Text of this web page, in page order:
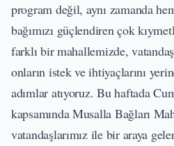
program değil, aynı zamanda
bağımızı güçlendiren çok
farklı bir mahallemizde,
onların istek ve ihtiyaçlarını
adımlar atıyoruz. Bu haftada
kapsamında Musalla Bağları
vatandaşlarımız ile bir araya